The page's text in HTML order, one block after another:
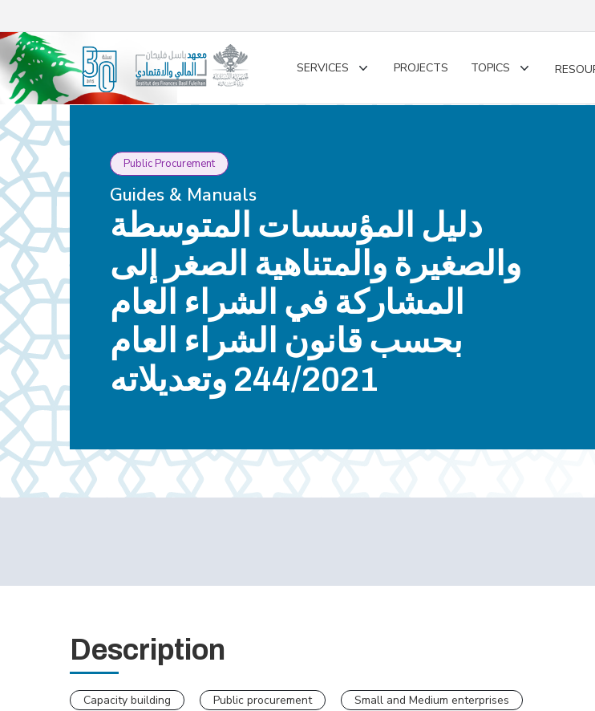
SERVICES
Toggle
PROJECTS TOPICS
Toggle
Public Procurement
Guides & Manuals
دليل المؤسسات المتوسطة
والصغيرة والمتناهية الصغر إلى
المشاركة في الشراء العام
بحسب قانون الشراء العام
244/2021 وتعديلاته
Description
Capacity building Public procurement
Small and Medium enterprises